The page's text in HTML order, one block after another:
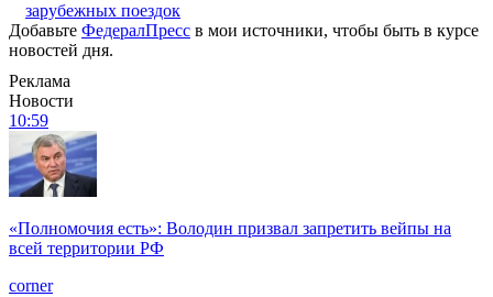
зарубежных поездок
Добавьте ФедералПресс в мои источники, чтобы быть в курсе
новостей дня.
Реклама
Новости
10:59
«Полномочия есть»: Володин призвал запретить вейпы на
всей территории РФ
corner